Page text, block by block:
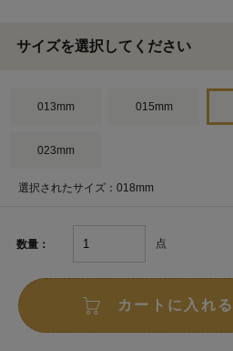
サイズを選択してください
013mm 015mm
023mm
選択されたサイズ：018mm
数量： 点
カートに入れる